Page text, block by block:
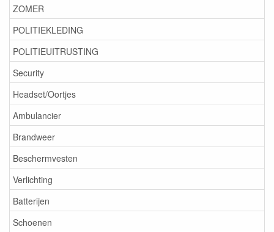
ZOMER
POLITIEKLEDING
POLITIEUITRUSTING
Security
Headset/Oortjes
Ambulancier
Brandweer
Beschermvesten
Verlichting
Batterijen
Schoenen